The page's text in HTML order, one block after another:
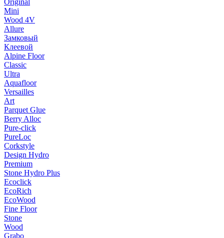
Original
Mini
Wood 4V
Allure
Замковый
Клеевой
Alpine Floor
Classic
Ultra
Aquafloor
Versailles
Art
Parquet Glue
Berry Alloc
Pure-click
PureLoc
Corkstyle
Design Hydro
Premium
Stone Hydro Plus
Ecoclick
EcoRich
EcoWood
Fine Floor
Stone
Wood
Grabo